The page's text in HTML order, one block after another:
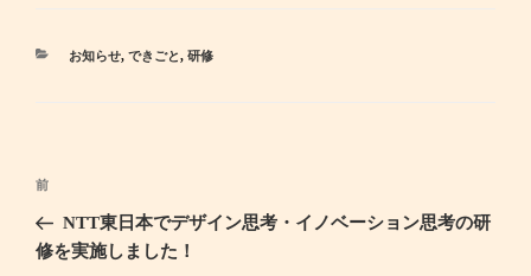
カ
お知らせ, できごと, 研修
投
ナ
過
去
の
前
NTT東日本でデザイン思考・イノベーション思考の研
修を実施しました！